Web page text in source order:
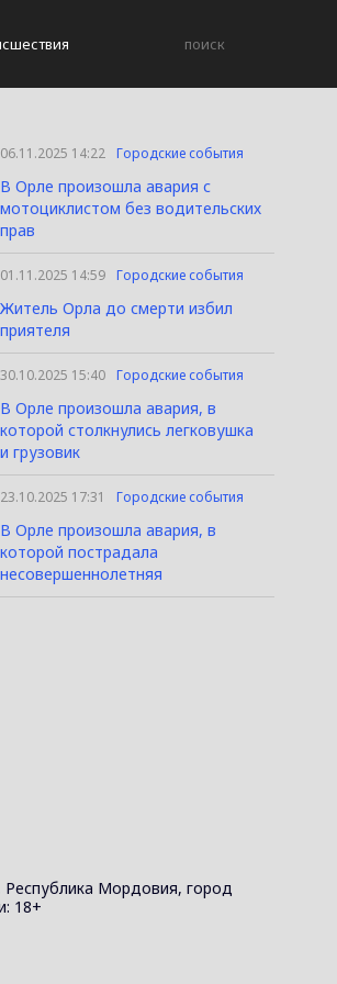
06.11.2025 14:22 Городские события
В Орле произошла авария с
мотоциклистом без водительских
прав
01.11.2025 14:59 Городские события
Житель Орла до смерти избил
приятеля
30.10.2025 15:40 Городские события
В Орле произошла авария, в
которой столкнулись легковушка
и грузовик
23.10.2025 17:31 Городские события
В Орле произошла авария, в
которой пострадала
несовершеннолетняя
Республика Мордовия, город
18+